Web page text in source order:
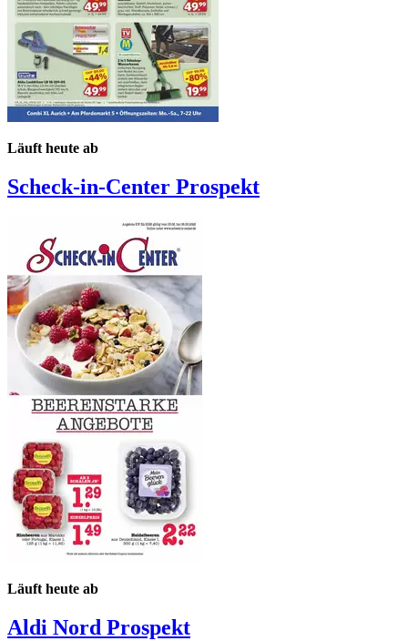
Läuft heute ab
Scheck-in-Center Prospekt
Läuft heute ab
Aldi Nord Prospekt